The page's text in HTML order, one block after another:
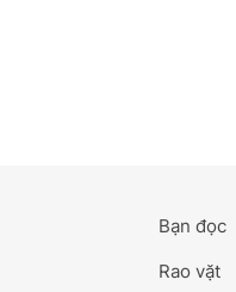
Bạn đọc
Rao vặt